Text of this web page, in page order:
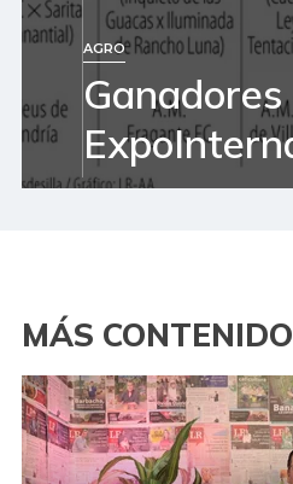
AGRO
MÁS